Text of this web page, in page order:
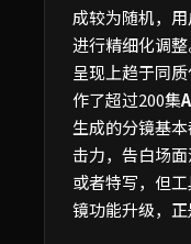
成较为随机，
进行精细化调
呈现上趋于同
作了超过200集
生成的分镜基
击力，告白场
或者特写，但
镜功能升级，正